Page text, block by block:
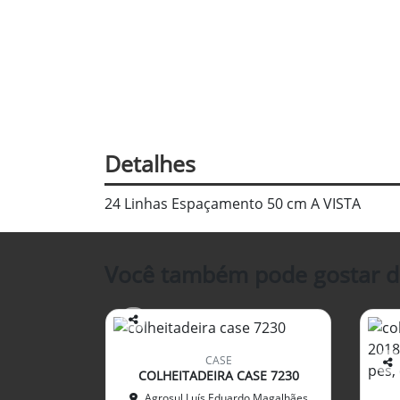
Detalhes
24 Linhas Espaçamento 50 cm A VISTA
Co
lhe
CASE
COLHEITADEIRA CASE 7230
Co